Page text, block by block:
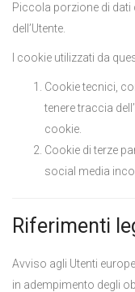
Piccola porzione di dati
dell’Utente.
I cookie utilizzati da
Cookie tecnici,
tenere traccia
cookie.
Cookie di terze
social media
Riferimenti
Avviso agli Utenti
in adempimento degli